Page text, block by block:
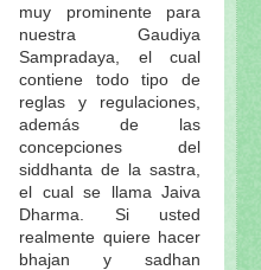
muy prominente para
nuestra Gaudiya
Sampradaya, el cual
contiene todo tipo de
reglas y regulaciones,
además de las
concepciones del
siddhanta de la sastra,
el cual se llama Jaiva
Dharma. Si usted
realmente quiere hacer
bhajan y sadhan